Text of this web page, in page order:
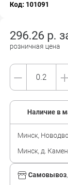
Код: 101091
296.26 р.
розничная цена
Самовывоз,
Наличие в
Минск,
Минск, д.